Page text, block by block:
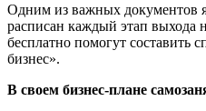
Одним из важных документов
расписан каждый этап выхода
бесплатно помогут составить
бизнес».
В своем бизнес-плане